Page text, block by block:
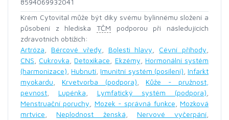
8594069932041
Krém Cytovital může být díky svému bylinnému složení a
působení z hlediska TČM podporou při následujících
zdravotních obtížích:
Artróza
Bércové vředy Bolesti hlavy Cévní příhody
CNS
Cukrovka Detoxikace Ekzémy
Hormonální systém
(harmonizace) Hubnutí Imunitní systém (posílení) Infarkt
myokardu
Krvetvorba (podpora)
Kůže - pružnost,
pevnost
Lupénka Lymfatický systém (podpora)
Menstruační poruchy
Mozek - správná funkce
Mozková
mrtvice
Neplodnost ženská Nervové vyčerpání